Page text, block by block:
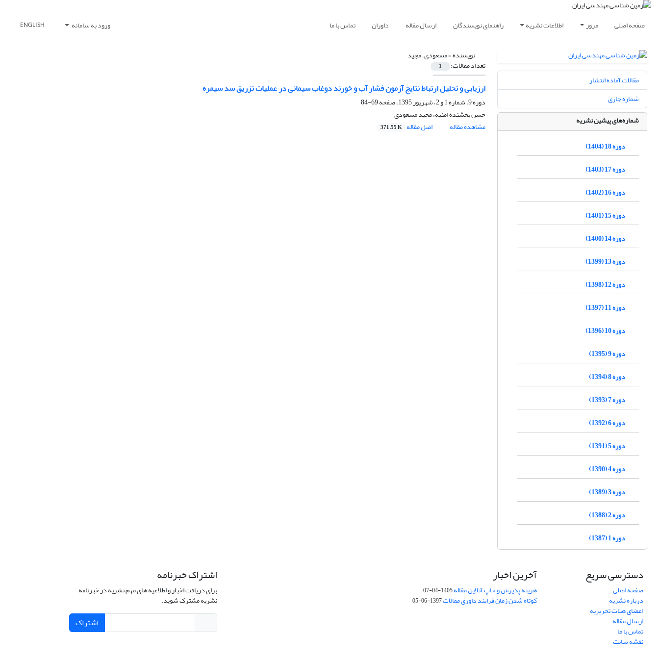
صفحه اصلی مرور اطلاعات نشریه راهنمای نویسندگان ارسال مقاله داوران تماس با ما ورود به سامانه ENGLISH
نویسنده =مسعودی، مجید
تعداد مقالات: 1
ارزیابی و تحلیل ارتباط نتایج آزمون فشار آب و خورند دوغاب سیمانی در عملیات تزریق سد سیمره
دوره 9، شماره 1 و 2، شهریور 1395، صفحه
69-84
حسن بخشنده امنیه، مجید مسعودی
مشاهده مقاله
اصل مقاله 371.55 K
مقالات آماده انتشار
شماره جاری
شماره‌های پیشین نشریه
دوره 18 (1404)
دوره 17 (1403)
دوره 16 (1402)
دوره 15 (1401)
دوره 14 (1400)
دوره 13 (1399)
دوره 12 (1398)
دوره 11 (1397)
دوره 10 (1396)
دوره 9 (1395)
دوره 8 (1394)
دوره 7 (1393)
دوره 6 (1392)
دوره 5 (1391)
دوره 4 (1390)
دوره 3 (1389)
دوره 2 (1388)
دوره 1 (1387)
دسترسی سریع
صفحه اصلی
درباره نشریه
اعضای هیات تحریریه
ارسال مقاله
تماس با ما
نقشه سایت
آخرین اخبار
هزینه پذیرش و چاپ آنلاین مقاله1405-04-07
کوتاه شدن زمان فرایند داوری مقالات1397-06-05
اشتراک خبرنامه
برای دریافت اخبار و اطلاعیه های مهم نشریه در خبرنامه
نشریه مشترک شوید.
اشتراک